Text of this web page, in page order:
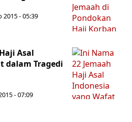
2015 - 05:39
Asal
dalam Tragedi
- 07:09